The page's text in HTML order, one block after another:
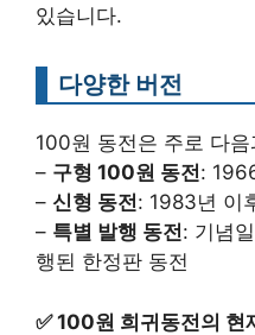
있습니다.
다양한 버전
100원 동전은 주로 다
– 구형 100원 동전:
– 신형 동전: 1983년 이
– 특별 발행 동전: 기념
행된 한정판 동전
✅100원 희귀동전의 현